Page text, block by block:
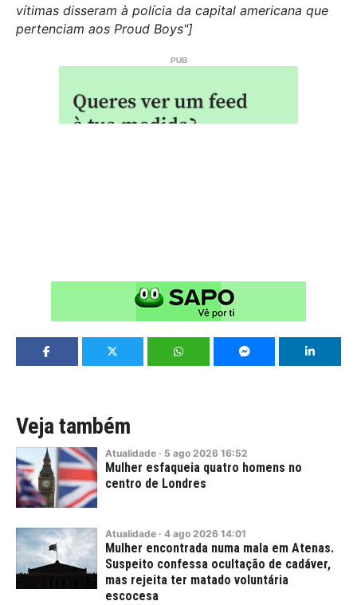
vítimas disseram à polícia da capital americana que
pertenciam aos Proud Boys"]
Veja também
Atualidade · 5 ago 2026 16:52
Mulher esfaqueia quatro homens no
centro de Londres
Atualidade · 4 ago 2026 14:01
Mulher encontrada numa mala em Atenas.
Suspeito confessa ocultação de cadáver,
mas rejeita ter matado voluntária
escocesa